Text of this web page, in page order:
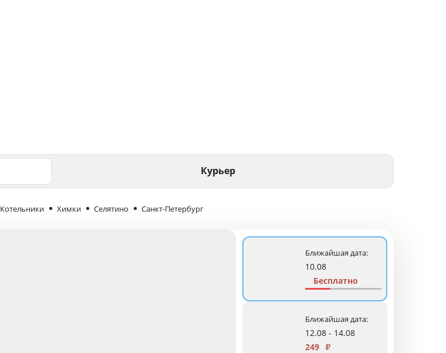
Курьер
Котельники Химки Селятино Санкт-Петербург
Ближайшая дата:
10.08
Бесплатно
Ближайшая дата:
12.08 - 14.08
249
₽